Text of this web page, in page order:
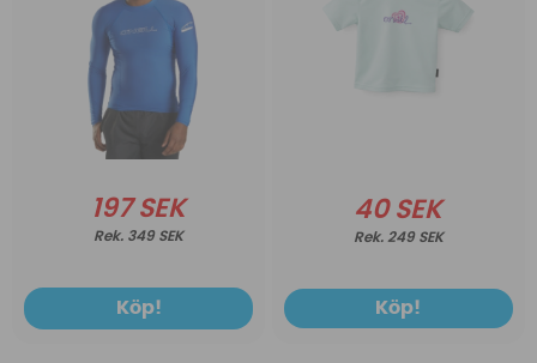
197 SEK
349 SEK
Köp!
40 SEK
249 SEK
Köp!